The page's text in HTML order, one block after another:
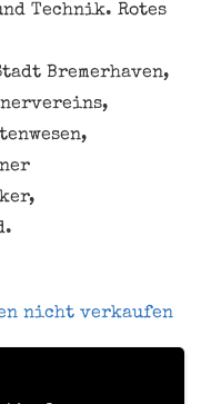
Technik. Rotes
Bremerhaven,
nicht verkaufen